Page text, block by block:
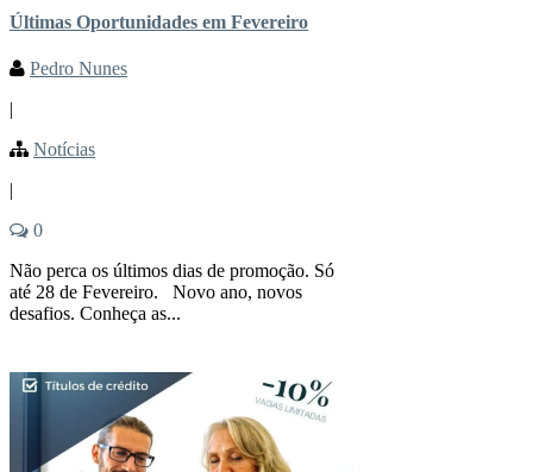
Últimas Oportunidades em Fevereiro
Pedro Nunes
|
Notícias
|
0
Não perca os últimos dias de promoção. Só
até 28 de Fevereiro. Novo ano, novos
desafios. Conheça as...